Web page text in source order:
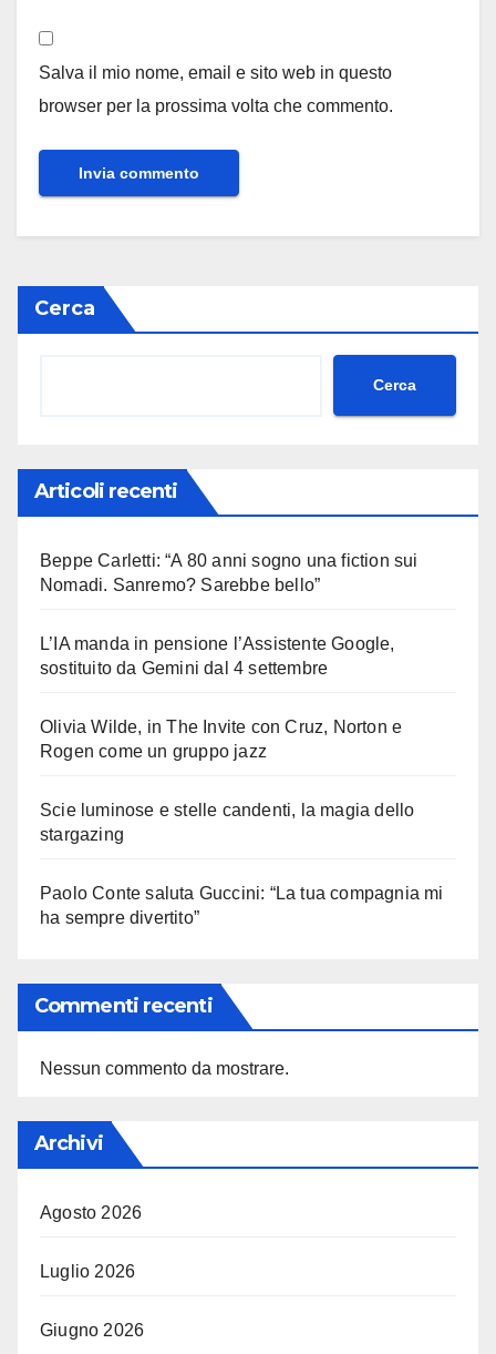
Salva il mio nome, email e sito web in questo
browser per la prossima volta che commento.
Cerca
Cerca
Articoli recenti
Beppe Carletti: “A 80 anni sogno una fiction sui
Nomadi. Sanremo? Sarebbe bello”
L’IA manda in pensione l’Assistente Google,
sostituito da Gemini dal 4 settembre
Olivia Wilde, in The Invite con Cruz, Norton e
Rogen come un gruppo jazz
Scie luminose e stelle candenti, la magia dello
stargazing
Paolo Conte saluta Guccini: “La tua compagnia mi
ha sempre divertito”
Commenti recenti
Nessun commento da mostrare.
Archivi
Agosto 2026
Luglio 2026
Giugno 2026